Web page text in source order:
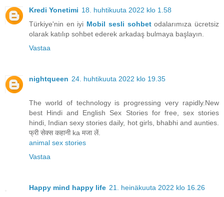
Kredi Yonetimi 18. huhtikuuta 2022 klo 1.58
Türkiye'nin en iyi Mobil sesli sohbetodalarımıza ücretsiz
olarak katılıp sohbet ederek arkadaş bulmaya başlayın.
Vastaa
nightqueen 24. huhtikuuta 2022 klo 19.35
The world of technology is progressing very rapidly.New
best Hindi and English Sex Stories for free, sex stories
hindi, Indian sexy stories daily, hot girls, bhabhi and aunties.
फ्री सेक्स कहानी ka मजा लें.
animal sex stories
Vastaa
Happy mind happy life 21. heinäkuuta 2022 klo 16.26